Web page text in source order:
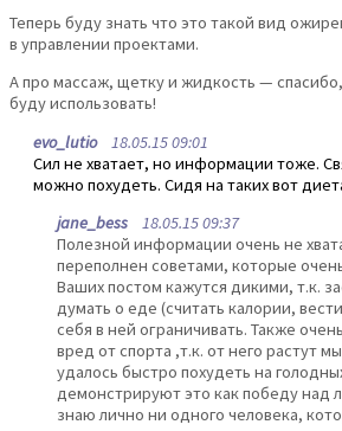
Теперь буду знать что это такой вид
в управлении проектами.
А про массаж, щетку и жидкость —
буду использовать!
evo_lutio18.05.15 09:01
Сил не хватает, но информации тоже.
можно похудеть. Сидя на таких вот
jane_bess 18.05.15 09:37
Полезной информации очень не
переполнен советами, которые
Ваших постом кажутся дикими, т.к.
думать о еде (считать калории,
себя в ней ограничивать. Также
вред от спорта ,т.к. от него растут
удалось быстро похудеть на
демонстрируют это как победу над
знаю лично ни одного человека,